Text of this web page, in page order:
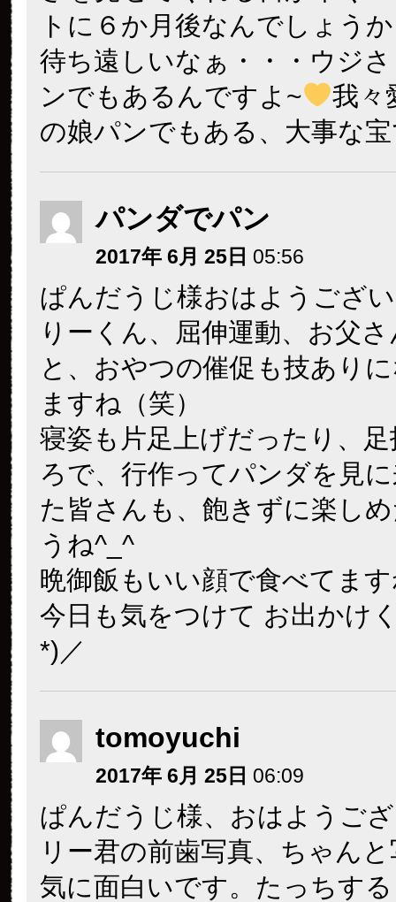
トに６か月後なんでしょう
待ち遠しいなぁ・・・ウジ
ンでもあるんですよ~
我々
の娘パンでもある、大事な
パンダでパン
2017年 6月 25日 05:56
ぱんだうじ様おはようござ
りーくん、屈伸運動、お父
と、おやつの催促も技あり
ますね（笑）
寝姿も片足上げだったり、
ろで、行作ってパンダを見
た皆さんも、飽きずに楽し
うね^_^
晩御飯もいい顔で食べてま
今日も気をつけて お出かけ
*)／
tomoyuchi
2017年 6月 25日 06:09
ぱんだうじ様、おはようご
リー君の前歯写真、ちゃん
気に面白いです。たっちす